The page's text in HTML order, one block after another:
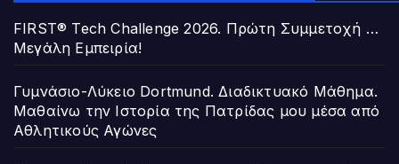
FIRST® Tech Challenge 2026. Πρώτη Συμμετοχή …
Μεγάλη Εμπειρία!
Γυμνάσιο-Λύκειο Dortmund. Διαδικτυακό Μάθημα.
Μαθαίνω την Ιστορία της Πατρίδας μου μέσα από
Αθλητικούς Αγώνες